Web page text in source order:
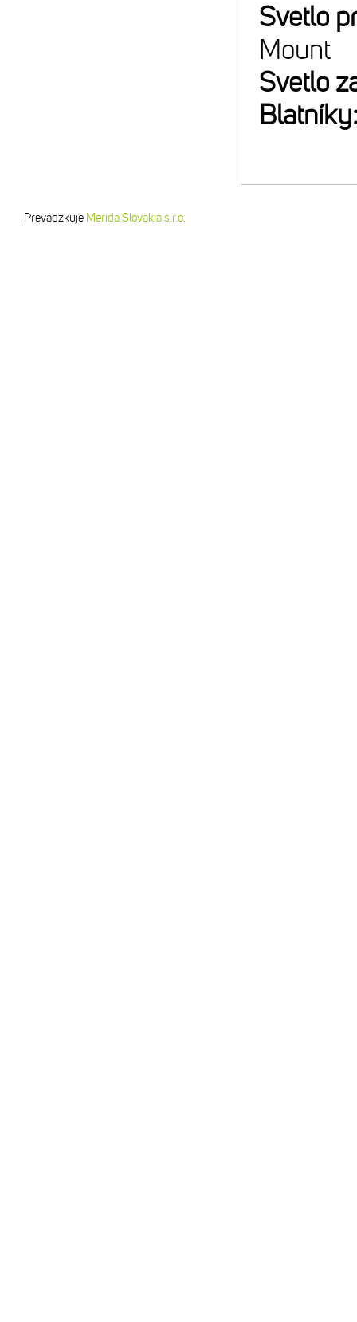
Svetlo
Mount
Svetlo
Prevádzkuje Merida Slovakia s.r.o.